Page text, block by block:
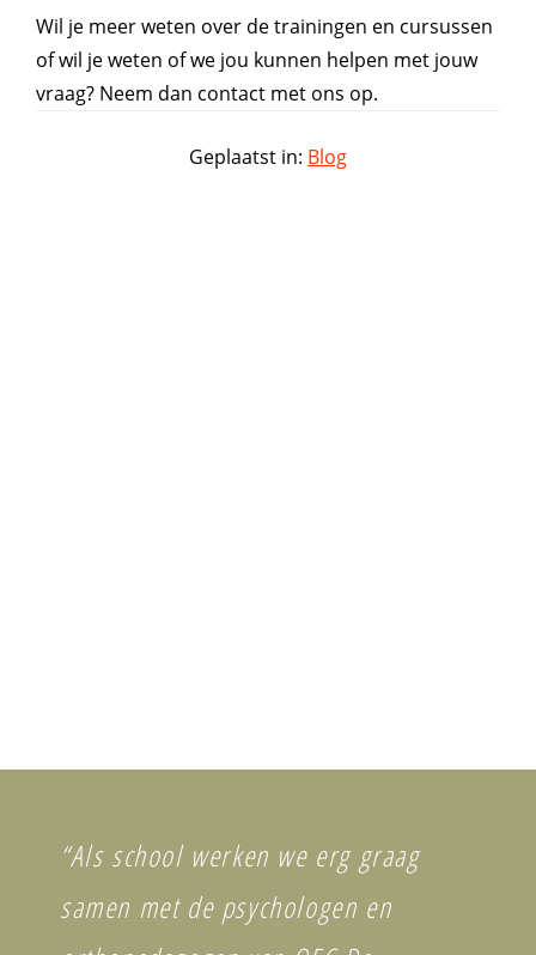
Wil je meer weten over de trainingen en cursussen
of wil je weten of we jou kunnen helpen met jouw
vraag? Neem dan contact met ons op.
Geplaatst in: Blog
“Als school werken we erg graag
samen met de psychologen en